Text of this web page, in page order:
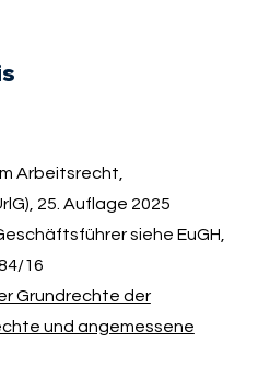
Arbeitsrecht,
25. Auflage 2025
siehe EuGH,
16
Grundrechte der
und angemessene